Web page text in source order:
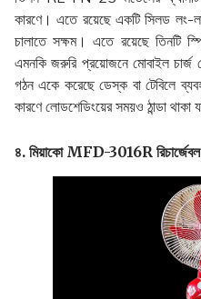
কারণে। এতে রয়েছে একটি সিলড লং-
চালাতে সক্ষম। এতে রয়েছে তিনটি
এমনকি জরুরি প্রয়োজনে মোবাইল
গঠন একে করেছে ডেস্ক বা টেবিলে
কারণে লোডশেডিংয়ের সময়ও ঠান্ডা থাকা
৪. মিয়াকো MFD-3016R